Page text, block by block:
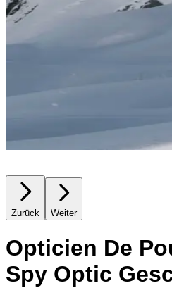
Zurück Weiter
Opticien De
Spy Optic